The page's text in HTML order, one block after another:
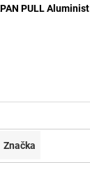
PULL
Značka